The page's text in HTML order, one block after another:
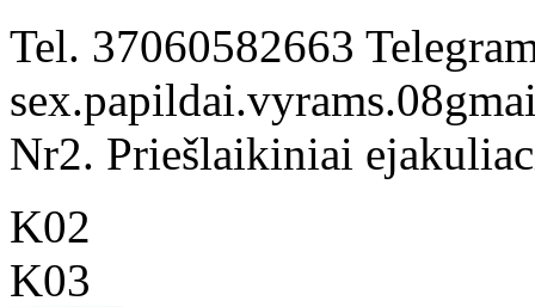
Tel. 37060582663
Nr2. Priešlaikiniai
K02
K03